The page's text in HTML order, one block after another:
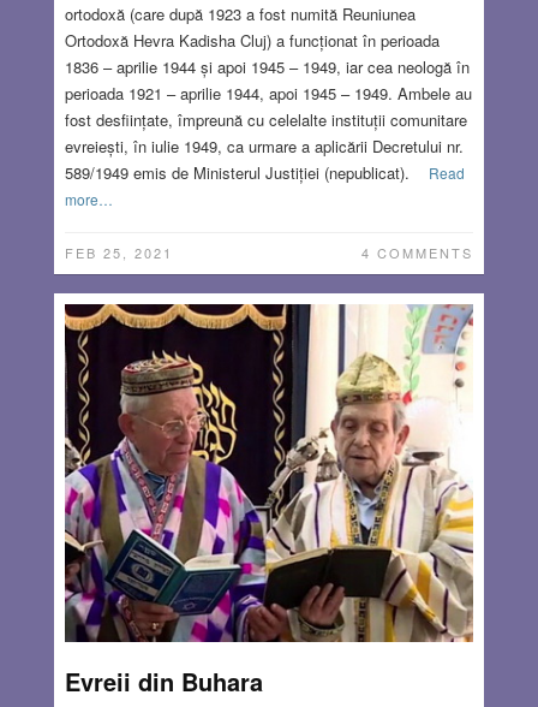
ortodoxă (care după 1923 a fost numită Reuniunea
Ortodoxă Hevra Kadisha Cluj) a funcționat în perioada
1836 – aprilie 1944 și apoi 1945 – 1949, iar cea neologă în
perioada 1921 – aprilie 1944, apoi 1945 – 1949. Ambele au
fost desființate, împreună cu celelalte instituții comunitare
evreiești, în iulie 1949, ca urmare a aplicării Decretului nr.
589/1949 emis de Ministerul Justiției (nepublicat).
Read
more…
FEB 25, 2021 4 COMMENTS
Evreii din Buhara